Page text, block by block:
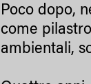
Poco dopo,
come
ambientali,